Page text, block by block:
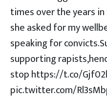
times over the years
she asked for my
speaking for
supporting
stophttps://t.co/
pic.twitter.com/